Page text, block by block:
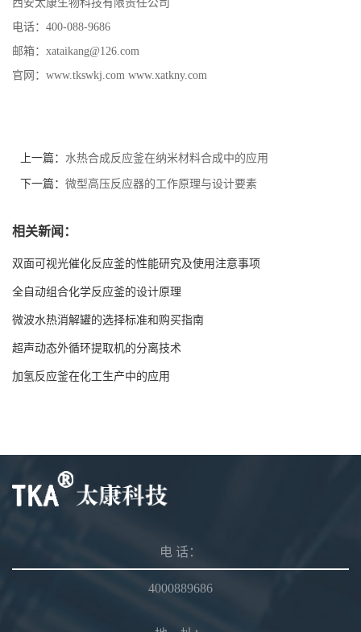
西安太康生物科技有限责任公司
电话： 400-088-9686
邮箱： xataikang@126.com
官网： www. tkswkj .com www.xatkny.com
上一篇： 水热合成反应釜在纳米材料合成中的应用
下一篇： 微型高压反应器的工作原理与设计要素
相关新闻：
双面可视光催化反应釜的性能研究及使用注意事项
全自动组合化学反应釜的设计原理
微波水热消解罐的选择标准和购买指南
超声动态外循环提取机的分离技术
加氢反应釜在化工生产中的应用
电 话：
4000889686